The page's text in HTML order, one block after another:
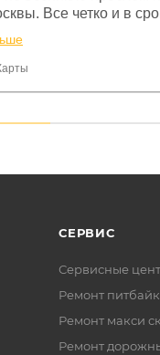
Все четко и в
был 0, при этом
на связи и в
говорит о
СЕРВИС
Сервисные
Ремонт
Ремонт макси
Ремонт